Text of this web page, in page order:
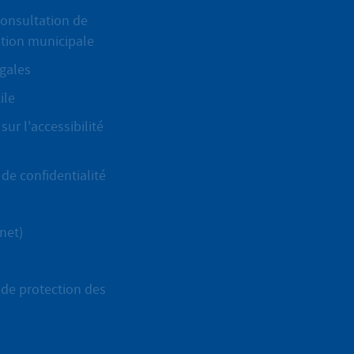
de
municipale
l'accessibilité
confidentialité
protection des